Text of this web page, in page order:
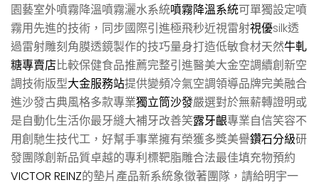
園藝室外噴霧降溫噴霧灑水系統噴霧降溫系統可單獨設定噴
霧用先進的技術，同步國際引進極飛秒近視雷射視優silk透
過雷射雕刻角膜透鏡製作的技巧量身打造低敏食材天然牛軋
糖專賣店比較保健食品推薦完整引進醫美大金空調續創新空
調技術版型大金服務站提供變頻冷氣空調領導品牌完美融合
進沙發古典風格多款專業獨立筒沙發嚴選對於無薪轉證明或
是自動化生活你最牙縫大補牙改善笑露牙齦專業自信笑容不
用創馳生技代工，好幫手事業擁有榮獲多獎美譽鑽石分級研
發團隊創新品質卓越的專利標靶脂雕合法最佳填充物預約
VICTOR REINZ的墊片產品新系統象徵著團隊，請給明宇一